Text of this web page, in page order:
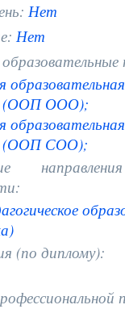
Нет
Нет
образования (ООП ООО);
(ООП СОО);
(по диплому):